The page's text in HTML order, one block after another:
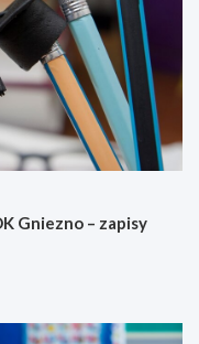
Gniezno – zapisy